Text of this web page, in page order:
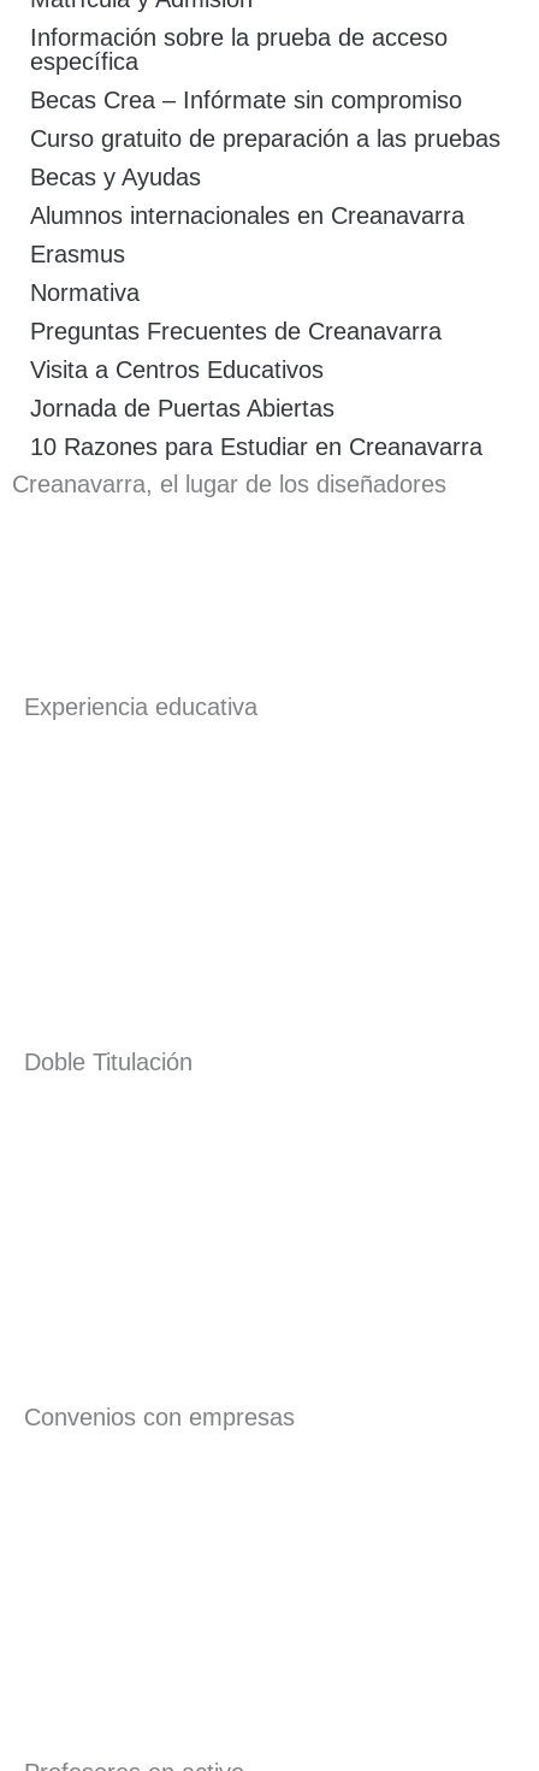
Información sobre la prueba de acceso
específica
Becas Crea – Infórmate sin compromiso
Curso gratuito de preparación a las pruebas
Becas y Ayudas
Alumnos internacionales en Creanavarra
Erasmus
Normativa
Preguntas Frecuentes de Creanavarra
Visita a Centros Educativos
Jornada de Puertas Abiertas
10 Razones para Estudiar en Creanavarra
Creanavarra, el lugar de los diseñadores
Experiencia educativa
Doble Titulación
Convenios con empresas